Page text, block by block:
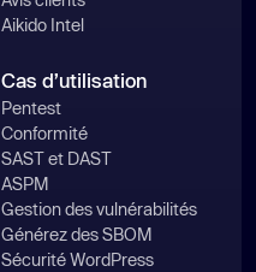
Aikido Intel
Cas d’utilisation
Pentest
Conformité
SAST et DAST
ASPM
Gestion des vulnérabilités
Générez des SBOM
Sécurité WordPress